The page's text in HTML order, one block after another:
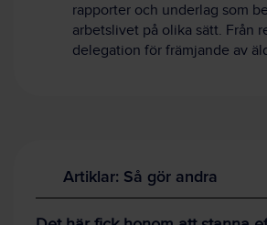
rapporter och underlag som
arbetslivet på olika sätt. Från
delegation för främjande av
Artiklar: Så gör andra